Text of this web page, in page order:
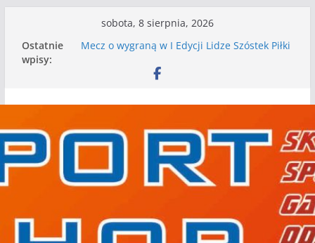
treści
sobota, 8 sierpnia, 2026
Ostatnie
wpisy:
Mecz o wygraną w I Edycji Lidze Szóstek Piłki
Nasze piłkarskie zespoły w toku przygotowań
Kolejne gry kontrolne naszych piłkarskich
WKS wygrywa pierwszą edycję Ligi Szóstek w
Gwdzie Wielkiej
I mamy kolejne gry kontrolne, piłkarskie
granie przed nami